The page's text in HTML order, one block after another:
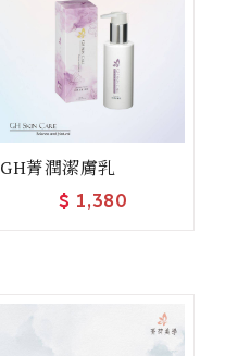
GH菁潤潔膚乳
$ 1,380